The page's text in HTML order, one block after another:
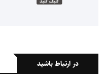
در ارتباط باشید